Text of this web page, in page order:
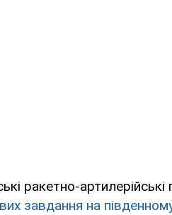
ракетно-артилерійські
завдання на